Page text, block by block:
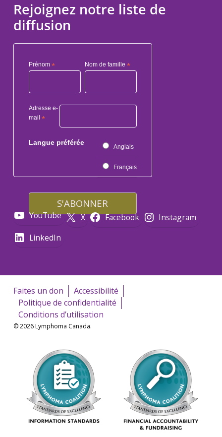
Rejoignez notre liste de
diffusion
Prénom * Nom de famille*
Adresse e-
mail *
Langue préférée
Anglais
Français
YouTube X Facebook
Instagram
LinkedIn
Faites un don
Accessibilité
Politique de confidentialité
Conditions d’utilisation
© 2026 Lymphoma Canada.